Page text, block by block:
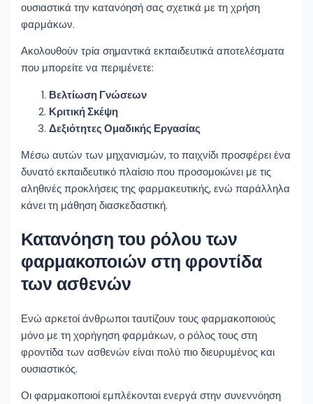
ουσιαστικά την κατανόησή σας σχετικά με τη χρήση
φαρμάκων.
Ακολουθούν τρία σημαντικά εκπαιδευτικά αποτελέσματα
που μπορείτε να περιμένετε:
Βελτίωση Γνώσεων
Κριτική Σκέψη
Δεξιότητες Ομαδικής Εργασίας
Μέσω αυτών των μηχανισμών, το παιχνίδι προσφέρει ένα
δυνατό εκπαιδευτικό πλαίσιο που προσομοιώνει με τις
αληθινές προκλήσεις της φαρμακευτικής, ενώ παράλληλα
κάνει τη μάθηση διασκεδαστική.
Κατανόηση του ρόλου των
φαρμακοποιών στη φροντίδα
των ασθενών
Ενώ αρκετοί άνθρωποι ταυτίζουν τους φαρμακοποιούς
μόνο με τη χορήγηση φαρμάκων, ο ρόλος τους στη
φροντίδα των ασθενών είναι πολύ πιο διευρυμένος και
ουσιαστικός.
Οι φαρμακοποιοί εμπλέκονται ενεργά στην συνεννόηση